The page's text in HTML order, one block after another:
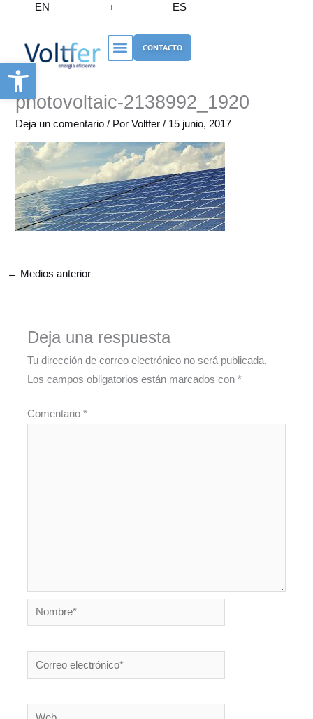
Abrir barra de herramientas
contenido
EN ES
CONTACTO
photovoltaic-2138992_1920
Deja un comentario / PorVoltfer/ 15 junio, 2017
← Medios anterior
Deja una respuesta
Tu dirección de correo electrónico no será publicada.
Los campos obligatorios están marcados con*
Comentario*
Nombre*
Correo
electrónico*
Web